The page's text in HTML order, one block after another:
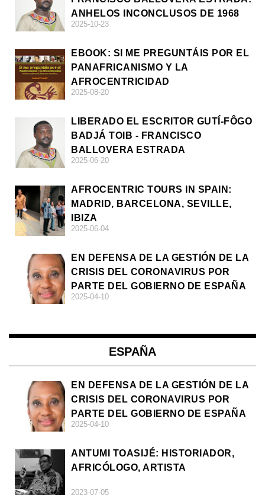
ANHELOS INCONCLUSOS DE 1968
2025-10-23
EBOOK: SI ME PREGUNTÁIS POR EL
PANAFRICANISMO Y LA
AFROCENTRICIDAD
2025-08-20
LIBERADO EL ESCRITOR GUTÍ-FÔGO
BADJÁ TOIB - FRANCISCO
BALLOVERA ESTRADA
2025-06-20
AFROCENTRIC TOURS IN SPAIN:
MADRID, BARCELONA, SEVILLE,
IBIZA
2025-06-04
EN DEFENSA DE LA GESTIÓN DE LA
CRISIS DEL CORONAVIRUS POR
PARTE DEL GOBIERNO DE ESPAÑA
2025-04-10
ESPAÑA
EN DEFENSA DE LA GESTIÓN DE LA
CRISIS DEL CORONAVIRUS POR
PARTE DEL GOBIERNO DE ESPAÑA
2025-04-10
ANTUMI TOASIJÉ: HISTORIADOR,
AFRICÓLOGO, ARTISTA
2023-07-05